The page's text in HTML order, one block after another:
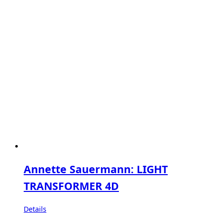
Annette Sauermann: LIGHT
TRANSFORMER 4D
Details